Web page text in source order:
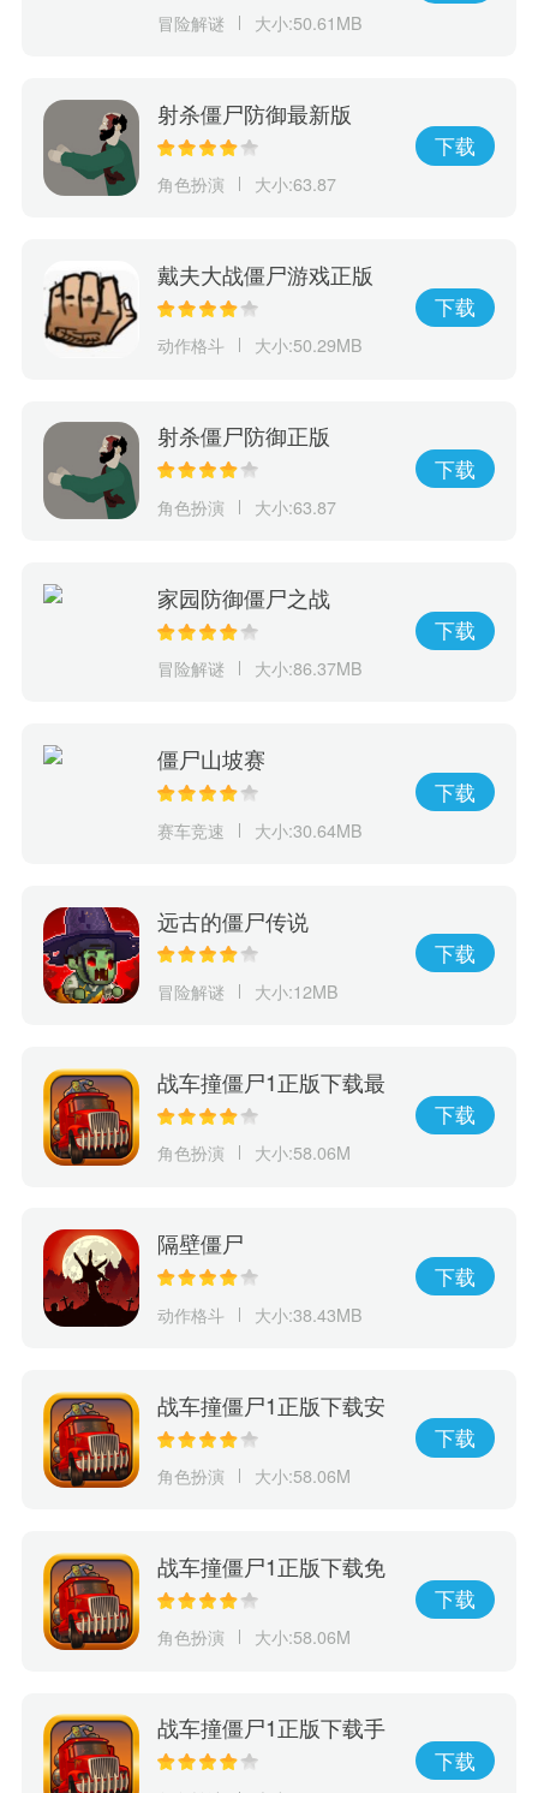
冒险解谜 大小:50.61MB
射杀僵尸防御最新版
角色扮演 大小:63.87
下载
戴夫大战僵尸游戏正版
动作格斗 大小:50.29MB
下载
射杀僵尸防御正版
角色扮演 大小:63.87
下载
家园防御僵尸之战
冒险解谜 大小:86.37MB
下载
僵尸山坡赛
赛车竞速 大小:30.64MB
下载
远古的僵尸传说
冒险解谜 大小:12MB
下载
战车撞僵尸1正版下载最
新安装
角色扮演 大小:58.06M
下载
隔壁僵尸
动作格斗 大小:38.43MB
下载
战车撞僵尸1正版下载安
装中文
角色扮演 大小:58.06M
下载
战车撞僵尸1正版下载免
费安装
角色扮演 大小:58.06M
下载
战车撞僵尸1正版下载手
机安装
下载